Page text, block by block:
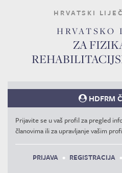
HRVATSKI
HRVATSKO
ZA
HDFRM
Prijavite se u vaš profil za pregled
članovima ili za upravljanje vašim
PRIJAVA • REGISTRACIJA •